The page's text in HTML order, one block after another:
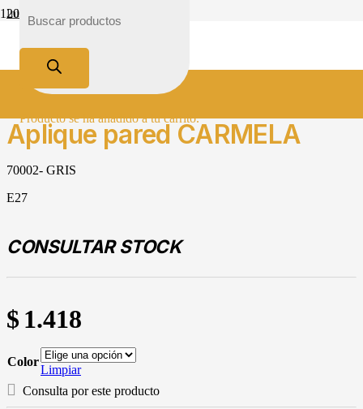
Productose ha añadido a tu carrito.
Inicio
Tienda
Vintage
Aplique pared CARMELA
Aplique pared CARMELA
70002- GRIS
E27
CONSULTAR STOCK
$ 1.418
Color
Limpiar
Consulta por este producto